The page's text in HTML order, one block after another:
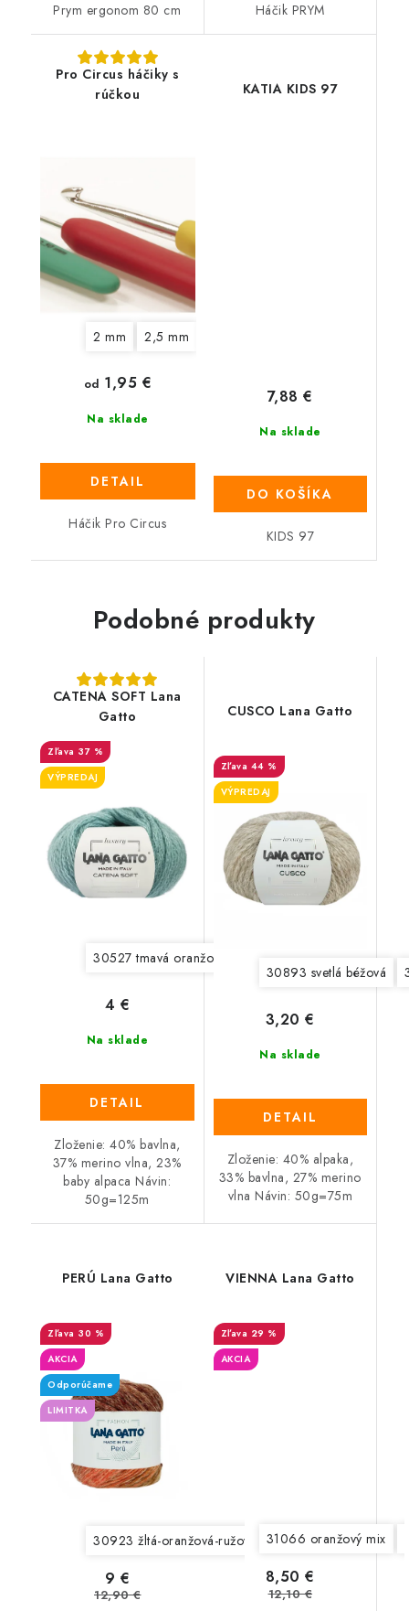
Prym ergonom 80 cm Háčik PRYM
Pro Circus háčiky s
rúčkou
2 mm 2,5 mm
Na sklade
od 1,95 €
DETAIL
Háčik Pro Circus
KATIA KIDS 97
Na sklade
7,88 €
DO KOŠÍKA
KIDS 97
Podobné produkty
CATENA SOFT Lana
Gatto
37 %
VÝPREDAJ
30527 tmavá oranžová 30536
Na sklade
4 €
DETAIL
Zloženie: 40% bavlna,
37% merino vlna, 23%
baby alpaca Návin:
50g=125m
CUSCO Lana Gatto
44 %
VÝPREDAJ
30893 svetlá béžová
Na sklade
3,20 €
DETAIL
Zloženie: 40% alpaka,
33% bavlna, 27% merino
vlna Návin: 50g=75m
PERÚ Lana Gatto
30 %
AKCIA
Odporúčame
LIMITKA
30923 žltá-oranžová-ružová 30924 staroružová-
9 €
12,90 €
VIENNA Lana Gatto
29 %
AKCIA
31066 oranžový mix
8,50 €
12,10 €